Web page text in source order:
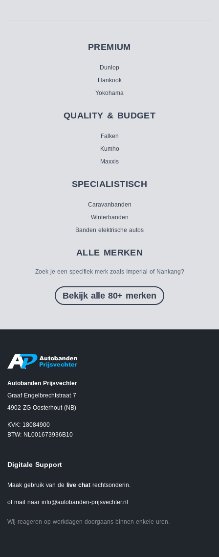
PREMIUM
Dunlop
Hankook
Yokohama
QUALITY & BUDGET
Falken
Kumho
Maxxis
SPECIALISTISCH
Caravanbanden
Winterbanden
Banden elektrische autos
ALLE MERKEN
Zoek je een specifiek merk zoals Imperial of Nankang?
Bekijk alle 80+ merken
Autobanden Prijsvechter
Graaf Engelbrechtstraat 7
4902 ZG Oosterhout (NB)
KVK: 18084900
BTW: NL001673936B10
Digitale Support
Maak gebruik van de live chat rechtsonderin.
of mail naar info@autobanden-prijsvechter.nl
Wij reageren op werkdagen doorgaans binnen enkele uren.